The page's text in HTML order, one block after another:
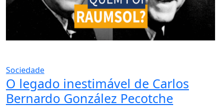
Sociedade
O legado inestimável de Carlos
Bernardo González Pecotche